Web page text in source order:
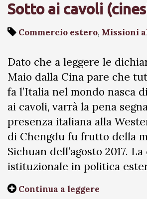
Sotto ai cavoli
Commercio estero, Missioni
Dato che a leggere le
Maio dalla Cina pare che
fa l’Italia nel mondo nasca
ai cavoli, varrà la pena
presenza italiana alla
di Chengdu fu frutto della
Sichuan dell’agosto 2017.
istituzionale in politica
Continua a leggere